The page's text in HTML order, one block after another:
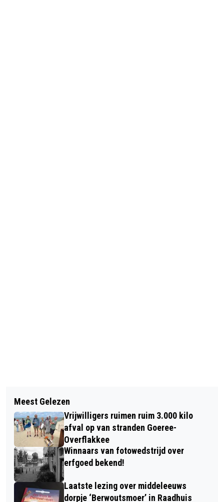
MONIQUE IS DE WELZIJNSCOACH
VOOR OUDE- EN NIEUWE-TONGE
DIT IS ER TE DOEN OP HET EILAND IN
WEEK 18 VAN 2025
Meest Gelezen
Vrijwilligers ruimen ruim 3.000 kilo
afval op van stranden Goeree-
Overflakkee
Winnaars van fotowedstrijd over
erfgoed bekend!
Laatste lezing over middeleeuws
dorpje ‘Berwoutsmoer’ in Raadhuis